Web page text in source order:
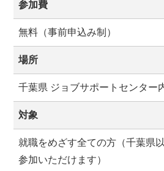
参加費
無料（事前申込み制）
場所
千葉県 ジョブサポートセンタ
対象
就職をめざす全ての方（千葉県
参加いただけます）